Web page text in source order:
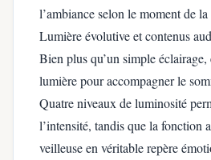
l’ambiance selon le moment de la
Lumière évolutive et contenus
Bien plus qu’un simple
lumière pour accompagner le
Quatre niveaux de luminosité
l’intensité, tandis que la fonction
veilleuse en véritable repère